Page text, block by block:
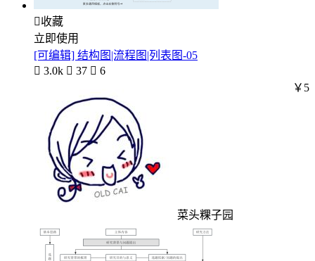
收藏
立即使用
[可编辑] 结构图|流程图|列表图-05
 3.0k  37  6
菜头粿子园
￥5